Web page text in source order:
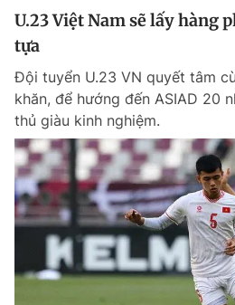
Thông tin tòa soạn
Đọc Thanh Niên trên điện thoại
Theo dõi báo trên
U.23 Việt Nam sẽ lấy hàng
tựa
Đội tuyển U.23 VN quyết tâm
khăn, để hướng đến ASIAD 20
thủ giàu kinh nghiệm.